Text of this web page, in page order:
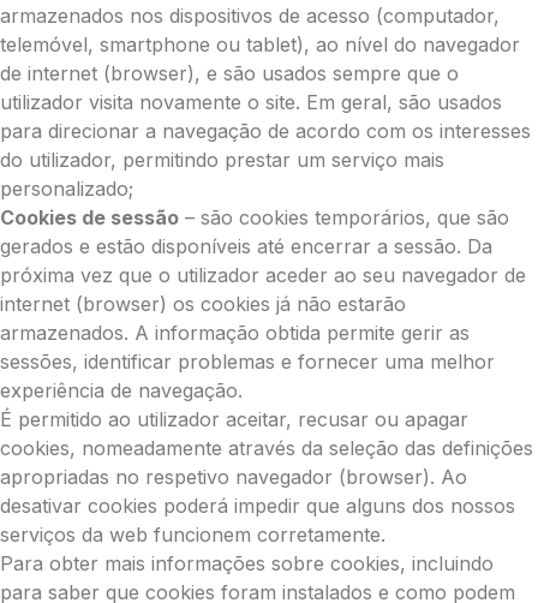
armazenados nos dispositivos de acesso (computador,
telemóvel, smartphone ou tablet), ao nível do navegador
de internet (browser), e são usados sempre que o
utilizador visita novamente o site. Em geral, são usados
para direcionar a navegação de acordo com os interesses
do utilizador, permitindo prestar um serviço mais
personalizado;
Cookies de sessão – são cookies temporários, que são
gerados e estão disponíveis até encerrar a sessão. Da
próxima vez que o utilizador aceder ao seu navegador de
internet (browser) os cookies já não estarão
armazenados. A informação obtida permite gerir as
sessões, identificar problemas e fornecer uma melhor
experiência de navegação.
É permitido ao utilizador aceitar, recusar ou apagar
cookies, nomeadamente através da seleção das definições
apropriadas no respetivo navegador (browser). Ao
desativar cookies poderá impedir que alguns dos nossos
serviços da web funcionem corretamente.
Para obter mais informações sobre cookies, incluindo
para saber que cookies foram instalados e como podem